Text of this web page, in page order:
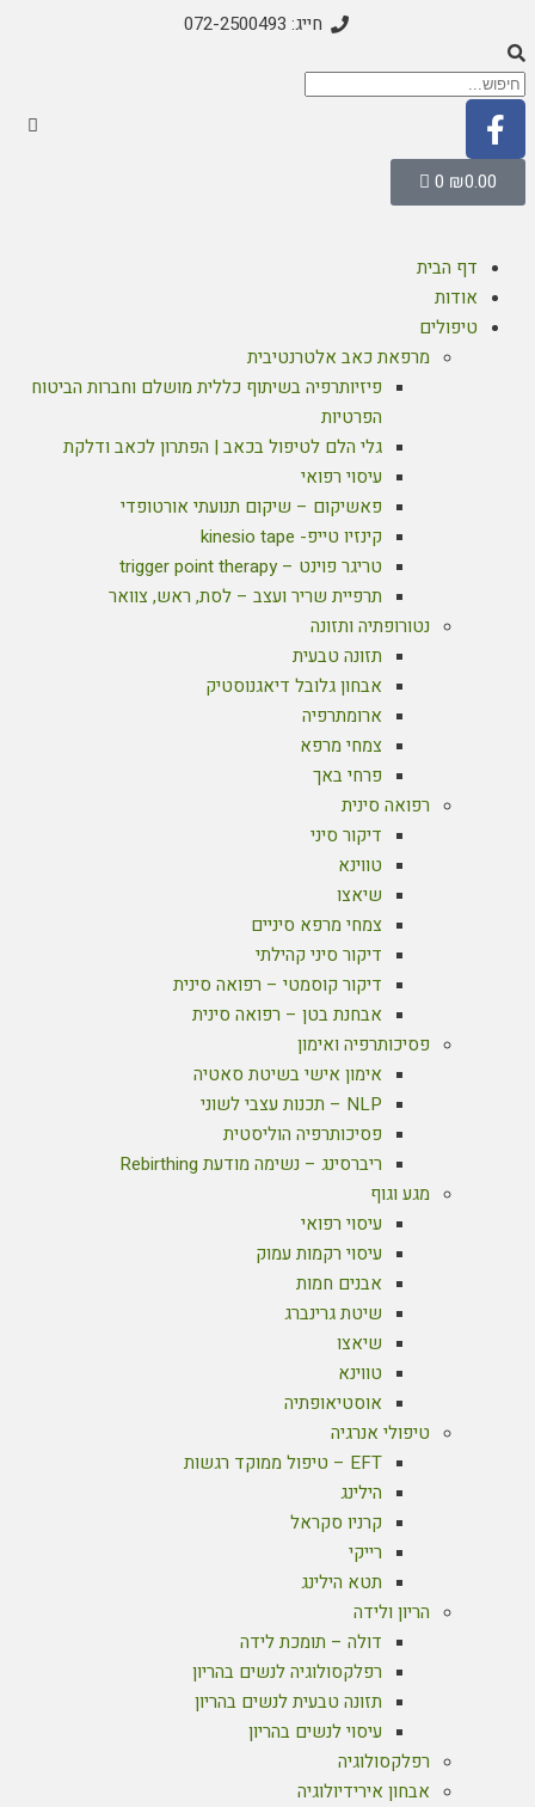
חייג: 072-2500493
₪0.00
0
דף הבית
אודות
טיפולים
מרפאת כאב אלטרנטיבית
פיזיותרפיה בשיתוף כללית מושלם וחברות הביטוח
הפרטיות
גלי הלם לטיפול בכאב | הפתרון לכאב ודלקת
עיסוי רפואי
פאשיקום – שיקום תנועתי אורטופדי
קינזיו טייפ- kinesio tape
טריגר פוינט – trigger point therapy
תרפיית שריר ועצב – לסת, ראש, צוואר
נטורופתיה ותזונה
תזונה טבעית
אבחון גלובל דיאגנוסטיק
ארומתרפיה
צמחי מרפא
פרחי באך
רפואה סינית
דיקור סיני
טווינא
שיאצו
צמחי מרפא סיניים
דיקור סיני קהילתי
דיקור קוסמטי – רפואה סינית
אבחנת בטן – רפואה סינית
פסיכותרפיה ואימון
אימון אישי בשיטת סאטיה
NLP – תכנות עצבי לשוני
פסיכותרפיה הוליסטית
ריברסינג – נשימה מודעת Rebirthing
מגע וגוף
עיסוי רפואי
עיסוי רקמות עמוק
אבנים חמות
שיטת גרינברג
שיאצו
טווינא
אוסטיאופתיה
טיפולי אנרגיה
EFT – טיפול ממוקד רגשות
הילינג
קרניו סקראל
רייקי
תטא הילינג
הריון ולידה
דולה – תומכת לידה
רפלקסולוגיה לנשים בהריון
תזונה טבעית לנשים בהריון
עיסוי לנשים בהריון
רפלקסולוגיה
אבחון אירידיולוגיה